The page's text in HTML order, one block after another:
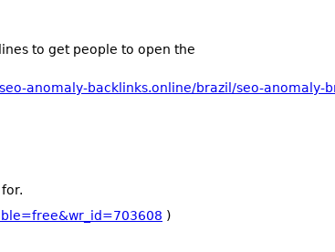
to get people to open the
anomaly-backlinks.online/brazil/seo-anomaly-
)